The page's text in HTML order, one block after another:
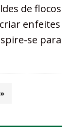
de flocos
enfeites
se para
»